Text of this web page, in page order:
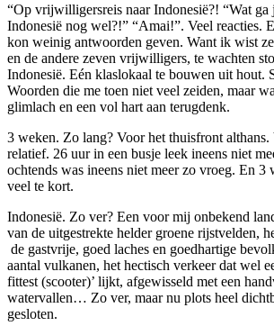
“Op vrijwilligersreis naar Indonesië?! “Wat ga
Indonesië nog wel?!” “Amai!”. Veel reacties.
kon weinig antwoorden geven. Want ik wist
en de andere zeven vrijwilligers, te wachten
Indonesië. Eén klaslokaal te bouwen uit hout.
Woorden die me toen niet veel zeiden, maar
glimlach en een vol hart aan terugdenk.
3 weken. Zo lang? Voor het thuisfront
relatief. 26 uur in een busje leek ineens niet
ochtends was ineens niet meer zo vroeg. En 3
veel te kort.
Indonesië. Zo ver? Een voor mij onbekend
van de uitgestrekte helder groene rijstvelden,
de gastvrije, goed laches en goedhartige
aantal vulkanen, het hectisch verkeer dat wel
fittest (scooter)’ lijkt, afgewisseld met een
watervallen… Zo ver, maar nu plots heel
gesloten.